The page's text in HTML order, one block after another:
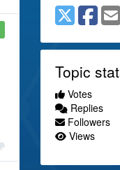
Topic
Votes
Replies
Followers
Views